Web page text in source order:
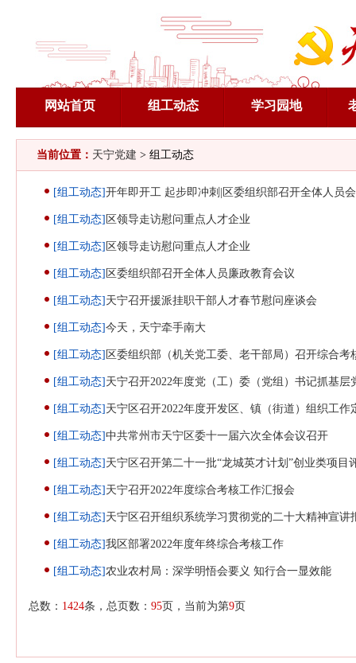
网站首页 组工动态 学习园地
当前位置： 天宁党建 > 组工动态
[组工动态]开年即开工 起步即冲刺|区委组织部召开全体人员
[组工动态] 区领导走访慰问重点人才企业
[组工动态] 区领导走访慰问重点人才企业
[组工动态] 区委组织部召开全体人员廉政教育会议
[组工动态] 天宁召开援派挂职干部人才春节慰问座谈会
[组工动态]今天，天宁牵手南大
[组工动态] 区委组织部（机关党工委、老干部局）召开综合考
[组工动态] 天宁召开2022年度党（工）委（党组）书记抓基层
[组工动态] 天宁区召开2022年度开发区、镇（街道）组织工
[组工动态]中共常州市天宁区委十一届六次全体会议召开
[组工动态] 天宁区召开第二十一批“龙城英才计划”创业类项目
[组工动态] 天宁召开2022年度综合考核工作汇报会
[组工动态] 天宁区召开组织系统学习贯彻党的二十大精神宣讲
[组工动态]我区部署2022年度年终综合考核工作
[组工动态]农业农村局：深学明悟会要义 知行合一显效能
总数： 1424条，总页数： 95页，当前为第9页